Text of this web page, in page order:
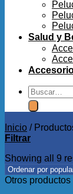
Salud y
Buscar
por:
Inicio /
Filtrar
Showing all 9
Otros productos